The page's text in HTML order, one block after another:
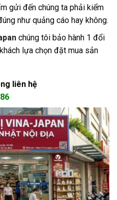
gửi đến chúng ta phải kiểm
như quảng cáo hay không.
chúng tôi bảo hành 1 đổi
lựa chọn đặt mua sản
liên hệ